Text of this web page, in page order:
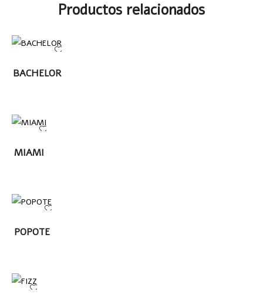
Productos relacionados
LEER MÁS
BACHELOR
MÁS
MIAMI
MÁS
POPOTE